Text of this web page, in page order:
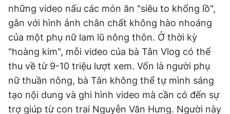
những video nấu các món ăn "siêu to khổng lồ",
gắn với hình ảnh chân chất không hào nhoáng
của một phụ nữ lam lũ nông thôn. Ở thời kỳ
"hoàng kim", mỗi video của bà Tân Vlog có thể
thu về từ 9-10 triệu lượt xem. Vốn là người phụ
nữ thuần nông, bà Tân không thể tự mình sáng
tạo nội dung và ghi hình video mà cần có đến sự
trợ giúp từ con trai Nguyễn Văn Hưng. Người này